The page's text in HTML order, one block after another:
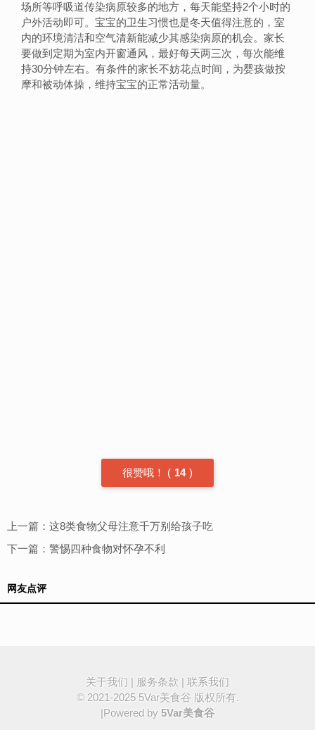
场所等呼吸道传染病原较多的地方，每天能坚持2个小时的
户外活动即可。宝宝的卫生习惯也是冬天值得注意的，室
内的环境清洁和空气清新能减少其感染病原的机会。家长
要做到定期为室内开窗通风，最好每天两三次，每次能维
持30分钟左右。有条件的家长不妨花点时间，为婴孩做按
摩和被动体操，维持宝宝的正常活动量。
很赞哦！ ( 14 )
上一篇： 这8类食物父母注意千万别给孩子吃
下一篇： 警惕四种食物对怀孕不利
网友点评
关于我们 | 服务条款 | 联系我们
© 2021-2025 5Var美食谷 版权所有.
|Powered by 5Var美食谷